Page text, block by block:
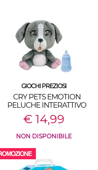
GIOCHI PREZIOSI
CRY PETS EMOTION
PELUCHE INTERATTIVO
€ 14,99
NON DISPONIBILE